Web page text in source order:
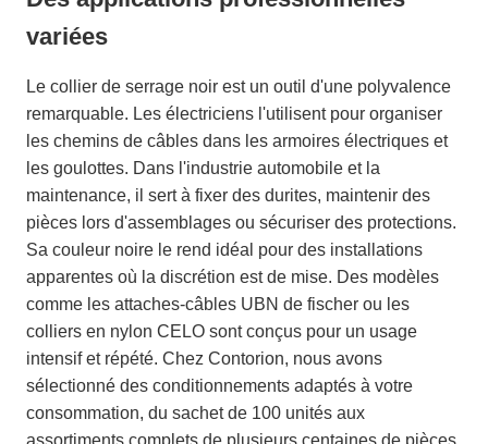
variées
Le collier de serrage noir est un outil d'une polyvalence
remarquable. Les électriciens l'utilisent pour organiser
les chemins de câbles dans les armoires électriques et
les goulottes. Dans l'industrie automobile et la
maintenance, il sert à fixer des durites, maintenir des
pièces lors d'assemblages ou sécuriser des protections.
Sa couleur noire le rend idéal pour des installations
apparentes où la discrétion est de mise. Des modèles
comme les attaches-câbles UBN de fischer ou les
colliers en nylon CELO sont conçus pour un usage
intensif et répété. Chez Contorion, nous avons
sélectionné des conditionnements adaptés à votre
consommation, du sachet de 100 unités aux
assortiments complets de plusieurs centaines de pièces,